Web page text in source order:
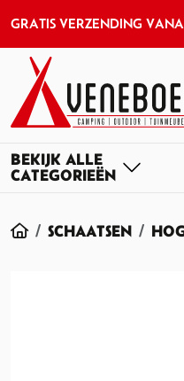
GRATIS VERZENDING
HOME
SCHAATSEN